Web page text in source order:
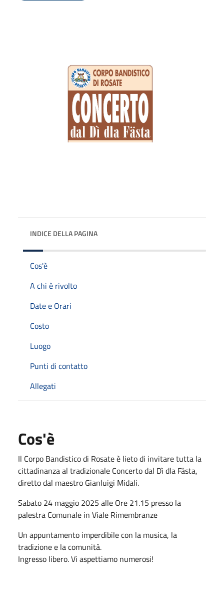
INDICE DELLA PAGINA
Cos'è
A chi è rivolto
Date e Orari
Costo
Luogo
Punti di contatto
Allegati
Cos'è
Il Corpo Bandistico di Rosate è lieto di invitare tutta la
cittadinanza al tradizionale Concerto dal Dì dla Fästa,
diretto dal maestro Gianluigi Midali.
Sabato 24 maggio 2025 alle Ore 21.15 presso la
palestra Comunale in Viale Rimembranze
Un appuntamento imperdibile con la musica, la
tradizione e la comunità.
Ingresso libero. Vi aspettiamo numerosi!